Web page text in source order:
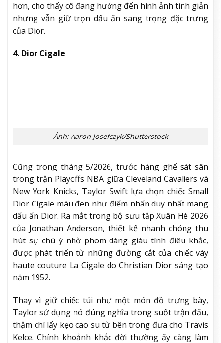
hơn, cho thấy cô đang hướng đến hình ảnh tinh giản
nhưng vẫn giữ trọn dấu ấn sang trọng đặc trưng
của Dior.
4. Dior Cigale
Ảnh: Aaron Josefczyk/Shutterstock
Cũng trong tháng 5/2026, trước hàng ghế sát sân
trong trận Playoffs NBA giữa Cleveland Cavaliers và
New York Knicks, Taylor Swift lựa chọn chiếc Small
Dior Cigale màu đen như điểm nhấn duy nhất mang
dấu ấn Dior. Ra mắt trong bộ sưu tập Xuân Hè 2026
của Jonathan Anderson, thiết kế nhanh chóng thu
hút sự chú ý nhờ phom dáng giàu tính điêu khắc,
được phát triển từ những đường cắt của chiếc váy
haute couture La Cigale do Christian Dior sáng tạo
năm 1952.
Thay vì giữ chiếc túi như một món đồ trưng bày,
Taylor sử dụng nó đúng nghĩa trong suốt trận đấu,
thậm chí lấy kẹo cao su từ bên trong đưa cho Travis
Kelce. Chính khoảnh khắc đời thường ấy càng làm